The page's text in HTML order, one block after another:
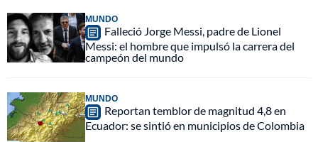
MUNDO
Falleció Jorge Messi, padre de Lionel
Messi: el hombre que impulsó la carrera del
campeón del mundo
MUNDO
Reportan temblor de magnitud 4,8 en
Ecuador: se sintió en municipios de Colombia